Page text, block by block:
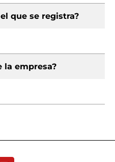
que se registra?
la empresa?